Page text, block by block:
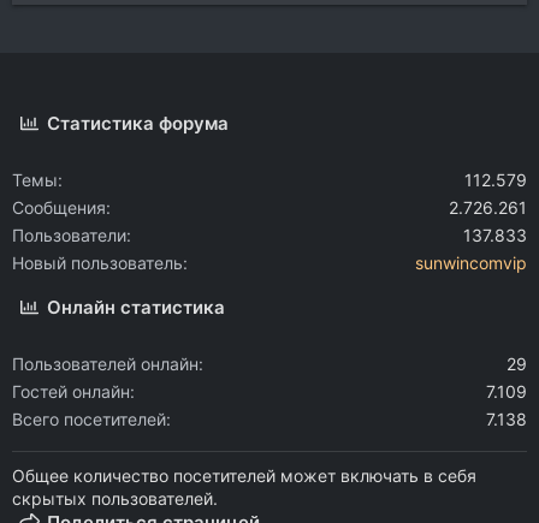
Статистика форума
Темы
112.579
Сообщения
2.726.261
Пользователи
137.833
Новый пользователь
sunwincomvip
Онлайн статистика
Пользователей онлайн
29
Гостей онлайн
7.109
Всего посетителей
7.138
Общее количество посетителей может включать в себя
скрытых пользователей.